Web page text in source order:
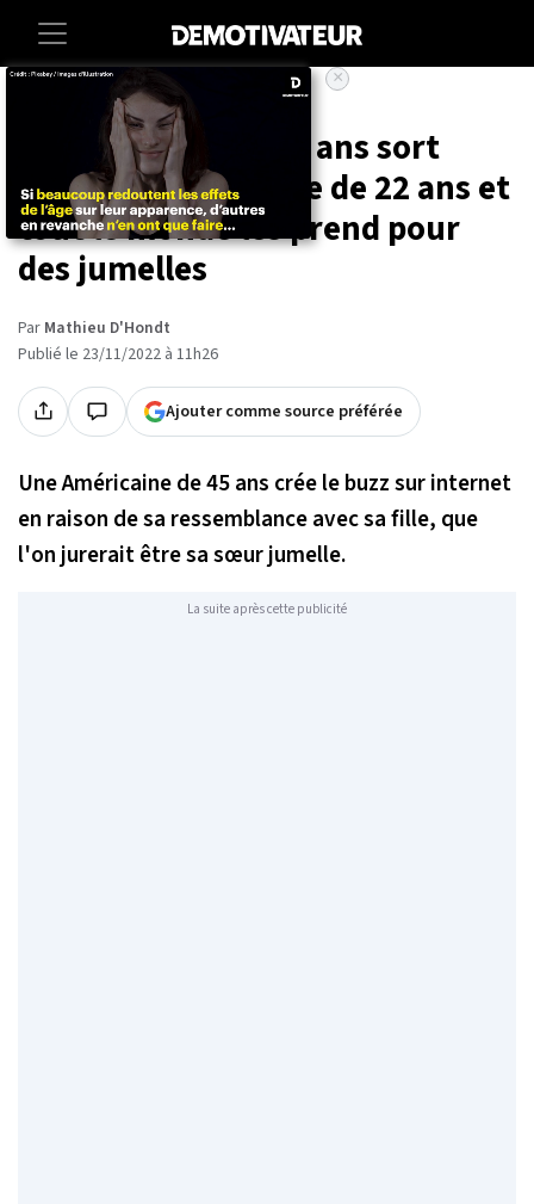
Lifestyle
Cette maman de 45 ans sort
draguer avec sa fille de 22 ans et
tout le monde les prend pour
des jumelles
Par Mathieu D'Hondt
Publié le 23/11/2022 à 11h26
Ajouter comme source préférée
×
Une Américaine de 45 ans crée le buzz sur internet
en raison de sa ressemblance avec sa fille, que
l'on jurerait être sa sœur jumelle.
La suite après cette publicité